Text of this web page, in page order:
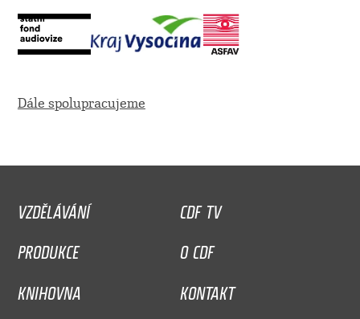
Dále spolupracujeme
VZDĚLÁVÁNÍ
CDF TV
PRODUKCE
O CDF
KNIHOVNA
KONTAKT